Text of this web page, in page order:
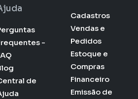
-
de
Cadastros
Vendas e
Pedidos
Estoque e
Compras
Financeiro
Emissão de